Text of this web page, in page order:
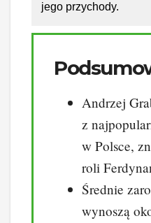
jego przychody.
Andrzej
z
w Polsce,
roli
Średnie
wynoszą